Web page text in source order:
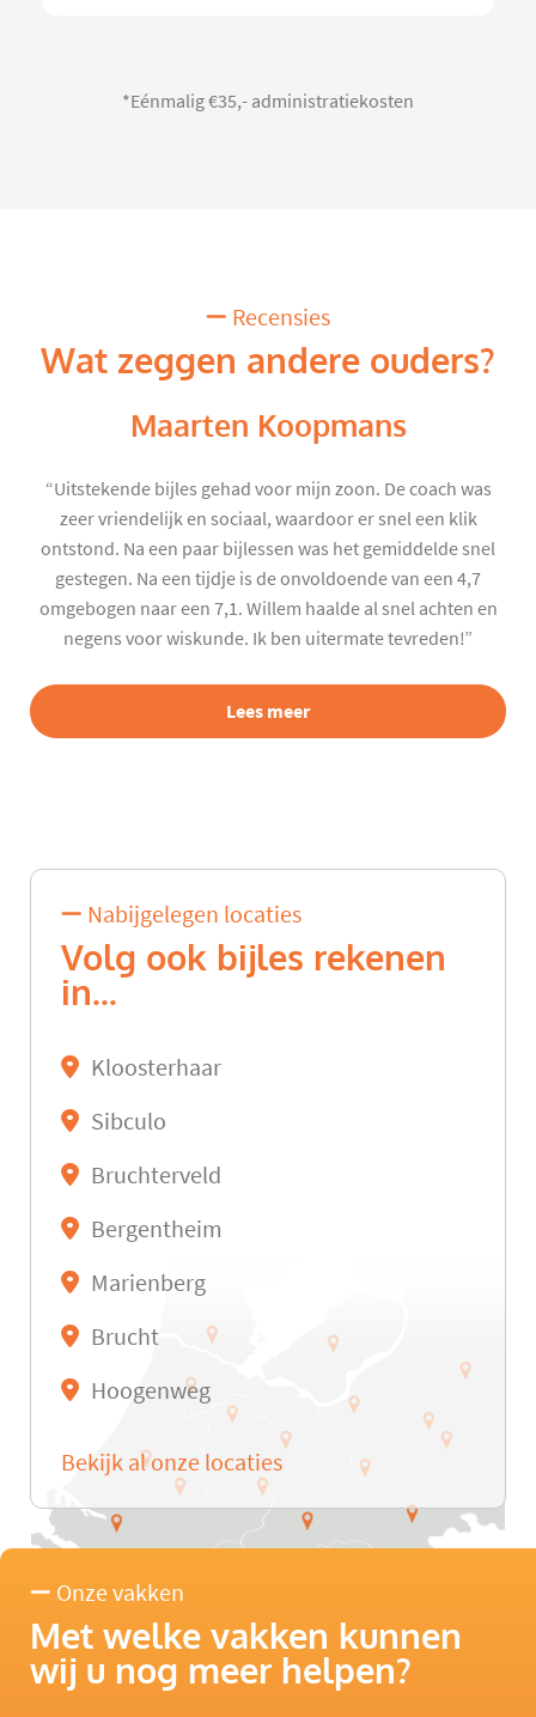
*Eénmalig €35,- administratiekosten
Recensies
Wat zeggen andere ouders?
Maarten Koopmans
“Uitstekende bijles gehad voor mijn zoon. De coach was
zeer vriendelijk en sociaal, waardoor er snel een klik
ontstond. Na een paar bijlessen was het gemiddelde snel
gestegen. Na een tijdje is de onvoldoende van een 4,7
omgebogen naar een 7,1. Willem haalde al snel achten en
negens voor wiskunde. Ik ben uitermate tevreden!”
Lees meer
Nabijgelegen locaties
Volg ook bijles rekenen
in...
Kloosterhaar
Sibculo
Bruchterveld
Bergentheim
Marienberg
Brucht
Hoogenweg
Bekijk al onze locaties
Onze vakken
Met welke vakken kunnen
wij u nog meer helpen?